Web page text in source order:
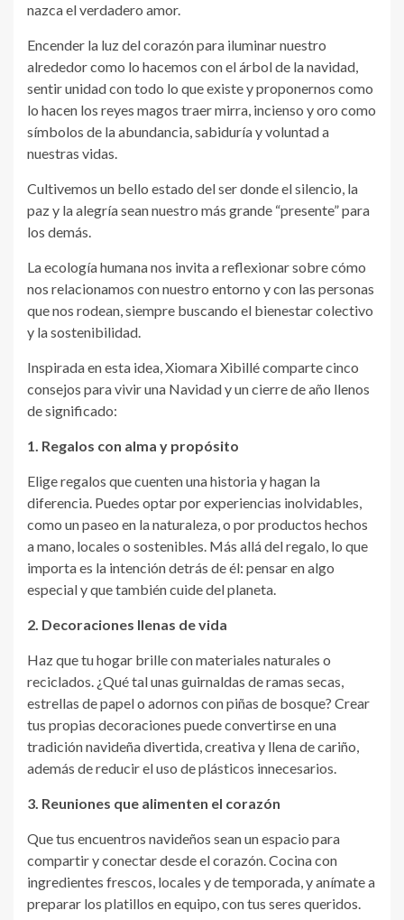
nazca el verdadero amor.
Encender la luz del corazón para iluminar nuestro
alrededor como lo hacemos con el árbol de la navidad,
sentir unidad con todo lo que existe y proponernos como
lo hacen los reyes magos traer mirra, incienso y oro como
símbolos de la abundancia, sabiduría y voluntad a
nuestras vidas.
Cultivemos un bello estado del ser donde el silencio, la
paz y la alegría sean nuestro más grande “presente” para
los demás.
La ecología humana nos invita a reflexionar sobre cómo
nos relacionamos con nuestro entorno y con las personas
que nos rodean, siempre buscando el bienestar colectivo
y la sostenibilidad.
Inspirada en esta idea, Xiomara Xibillé comparte cinco
consejos para vivir una Navidad y un cierre de año llenos
de significado:
1. Regalos con alma y propósito
Elige regalos que cuenten una historia y hagan la
diferencia. Puedes optar por experiencias inolvidables,
como un paseo en la naturaleza, o por productos hechos
a mano, locales o sostenibles. Más allá del regalo, lo que
importa es la intención detrás de él: pensar en algo
especial y que también cuide del planeta.
2. Decoraciones llenas de vida
Haz que tu hogar brille con materiales naturales o
reciclados. ¿Qué tal unas guirnaldas de ramas secas,
estrellas de papel o adornos con piñas de bosque? Crear
tus propias decoraciones puede convertirse en una
tradición navideña divertida, creativa y llena de cariño,
además de reducir el uso de plásticos innecesarios.
3. Reuniones que alimenten el corazón
Que tus encuentros navideños sean un espacio para
compartir y conectar desde el corazón. Cocina con
ingredientes frescos, locales y de temporada, y anímate a
preparar los platillos en equipo, con tus seres queridos.